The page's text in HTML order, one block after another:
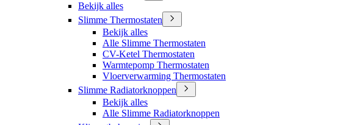
Bekijk alles
Slimme Thermostaten
Bekijk alles
Alle Slimme Thermostaten
CV-Ketel Thermostaten
Warmtepomp Thermostaten
Vloerverwarming Thermostaten
Slimme Radiatorknoppen
Bekijk alles
Alle Slimme Radiatorknoppen